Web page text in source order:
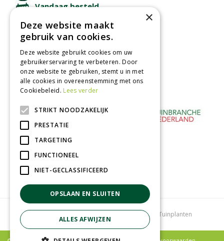
Vandaag besteld
Afhalen in tuincentrum
Betaal veilig
met iDeal - Wero
Kamerplanten Tuinplanten
×
Deze website maakt
gebruik van cookies.
Deze website gebruikt cookies om uw
gebruikerservaring te verbeteren. Door
onze website te gebruiken, stemt u in met
alle cookies in overeenstemming met ons
Cookiebeleid. Lees verder
STRIKT NOODZAKELIJK
PRESTATIE
TARGETING
FUNCTIONEEL
NIET-GECLASSIFICEERD
OPSLAAN EN SLUITEN
ALLES AFWIJZEN